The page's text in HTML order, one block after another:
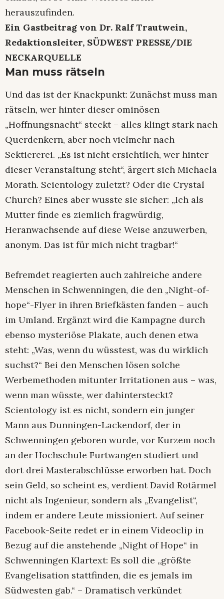
herauszufinden.
Ein Gastbeitrag von Dr. Ralf Trautwein,
Redaktionsleiter, SÜDWEST PRESSE/DIE
NECKARQUELLE
Man muss rätseln
Und das ist der Knackpunkt: Zunächst muss man
rätseln, wer hinter dieser ominösen
„Hoffnungsnacht“ steckt – alles klingt stark nach
Querdenkern, aber noch vielmehr nach
Sektiererei. „Es ist nicht ersichtlich, wer hinter
dieser Veranstaltung steht“, ärgert sich Michaela
Morath. Scientology zuletzt? Oder die Crystal
Church? Eines aber wusste sie sicher: „Ich als
Mutter finde es ziemlich fragwürdig,
Heranwachsende auf diese Weise anzuwerben,
anonym. Das ist für mich nicht tragbar!“
Befremdet reagierten auch zahlreiche andere
Menschen in Schwenningen, die den „Night-of-
hope“-Flyer in ihren Briefkästen fanden – auch
im Umland. Ergänzt wird die Kampagne durch
ebenso mysteriöse Plakate, auch denen etwa
steht: „Was, wenn du wüsstest, was du wirklich
suchst?“ Bei den Menschen lösen solche
Werbemethoden mitunter Irritationen aus – was,
wenn man wüsste, wer dahintersteckt?
Scientology ist es nicht, sondern ein junger
Mann aus Dunningen-Lackendorf, der in
Schwenningen geboren wurde, vor Kurzem noch
an der Hochschule Furtwangen studiert und
dort drei Masterabschlüsse erworben hat. Doch
sein Geld, so scheint es, verdient David Rotärmel
nicht als Ingenieur, sondern als „Evangelist“,
indem er andere Leute missioniert. Auf seiner
Facebook-Seite redet er in einem Videoclip in
Bezug auf die anstehende „Night of Hope“ in
Schwenningen Klartext: Es soll die „größte
Evangelisation stattfinden, die es jemals im
Südwesten gab.“ – Dramatisch verkündet